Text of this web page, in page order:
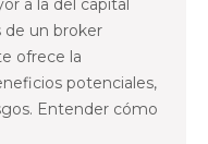
a la del capital
de un broker
ofrece la
potenciales,
Entender cómo